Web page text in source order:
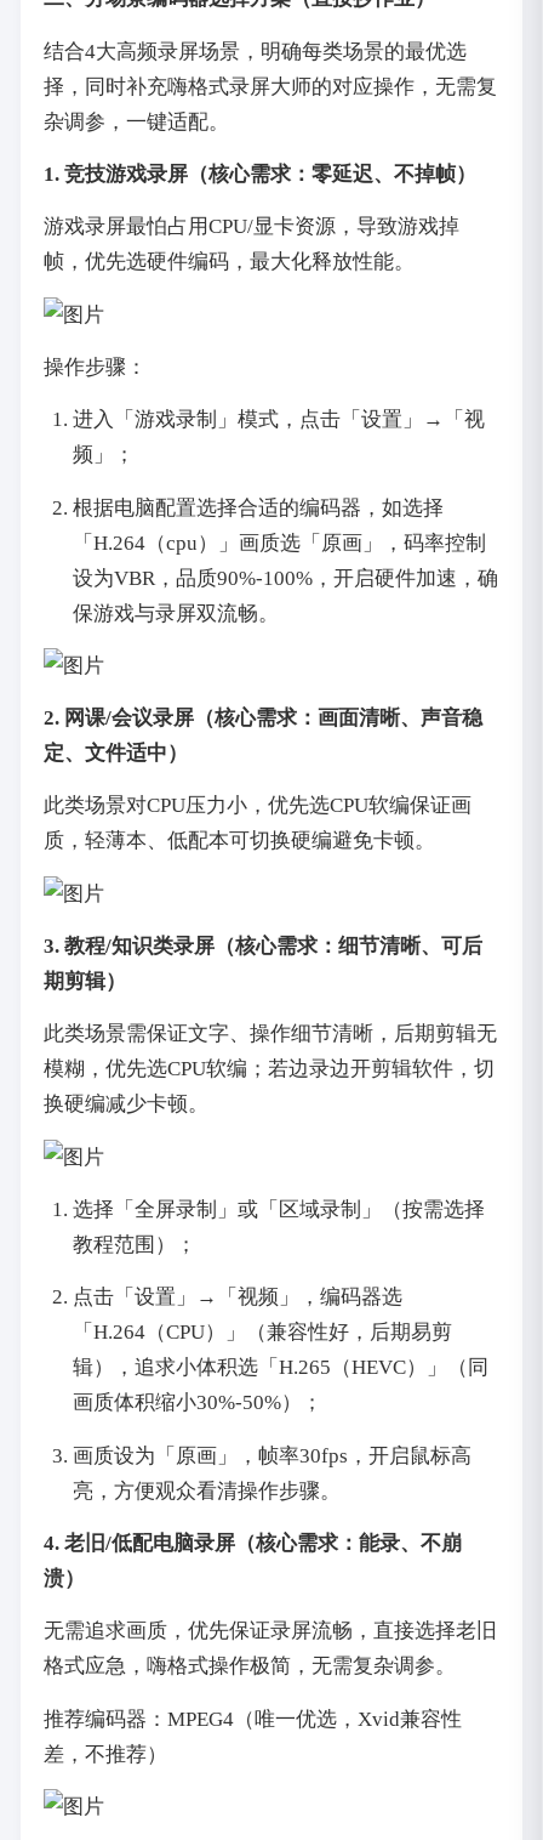
结合4大高频录屏场景，明确每类场景的最优选
择，同时补充嗨格式录屏大师的对应操作，无需复
杂调参，一键适配。
1. 竞技游戏录屏（核心需求：零延迟、不掉帧）
游戏录屏最怕占用CPU/显卡资源，导致游戏掉
帧，优先选硬件编码，最大化释放性能。
操作步骤：
进入「游戏录制」模式，点击「设置」→「视
频」；
根据电脑配置选择合适的编码器，如选择
「H.264（cpu）」画质选「原画」，码率控制
设为VBR，品质90%-100%，开启硬件加速，确
保游戏与录屏双流畅。
2. 网课/会议录屏（核心需求：画面清晰、声音稳
定、文件适中）
此类场景对CPU压力小，优先选CPU软编保证画
质，轻薄本、低配本可切换硬编避免卡顿。
3. 教程/知识类录屏（核心需求：细节清晰、可后
期剪辑）
此类场景需保证文字、操作细节清晰，后期剪辑无
模糊，优先选CPU软编；若边录边开剪辑软件，切
换硬编减少卡顿。
选择「全屏录制」或「区域录制」（按需选择
教程范围）；
点击「设置」→「视频」，编码器选
「H.264（CPU）」（兼容性好，后期易剪
辑），追求小体积选「H.265（HEVC）」（同
画质体积缩小30%-50%）；
画质设为「原画」，帧率30fps，开启鼠标高
亮，方便观众看清操作步骤。
4. 老旧/低配电脑录屏（核心需求：能录、不崩
溃）
无需追求画质，优先保证录屏流畅，直接选择老旧
格式应急，嗨格式操作极简，无需复杂调参。
推荐编码器：MPEG4（唯一优选，Xvid兼容性
差，不推荐）